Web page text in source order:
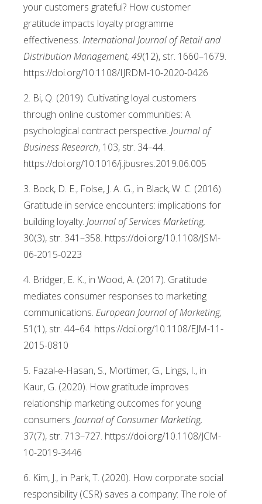
your customers grateful? How customer
gratitude impacts loyalty programme
effectiveness. International Journal of Retail and
Distribution Management, 49(12), str. 1660–1679.
https://doi.org/10.1108/IJRDM-10-2020-0426
2. Bi, Q. (2019). Cultivating loyal customers
through online customer communities: A
psychological contract perspective. Journal of
Business Research, 103, str. 34–44.
https://doi.org/10.1016/j.jbusres.2019.06.005
3. Bock, D. E., Folse, J. A. G., in Black, W. C. (2016).
Gratitude in service encounters: implications for
building loyalty. Journal of Services Marketing,
30(3), str. 341–358. https://doi.org/10.1108/JSM-
06-2015-0223
4. Bridger, E. K., in Wood, A. (2017). Gratitude
mediates consumer responses to marketing
communications. European Journal of Marketing,
51(1), str. 44–64. https://doi.org/10.1108/EJM-11-
2015-0810
5. Fazal-e-Hasan, S., Mortimer, G., Lings, I., in
Kaur, G. (2020). How gratitude improves
relationship marketing outcomes for young
consumers. Journal of Consumer Marketing,
37(7), str. 713–727. https://doi.org/10.1108/JCM-
10-2019-3446
6. Kim, J., in Park, T. (2020). How corporate social
responsibility (CSR) saves a company: The role of